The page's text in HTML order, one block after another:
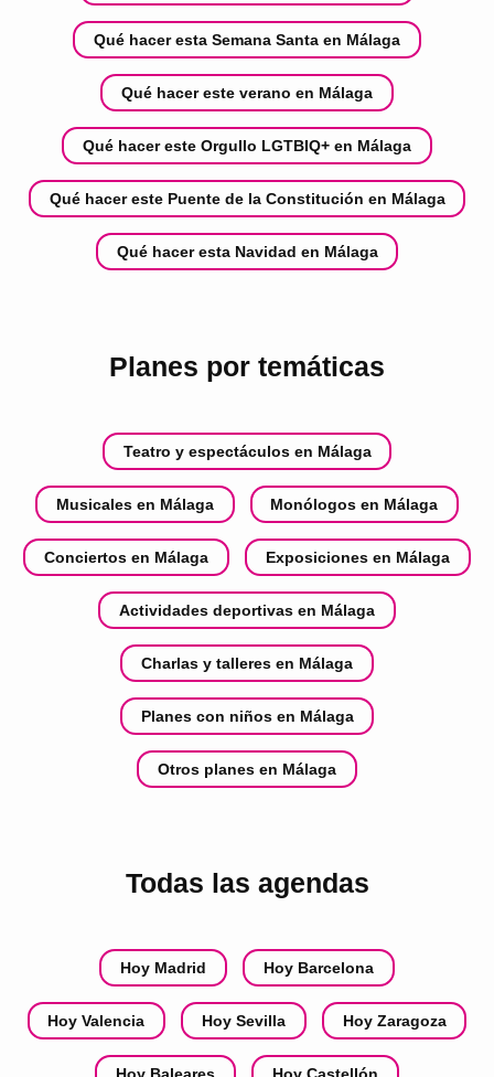
Qué hacer esta Semana Santa en Málaga
Qué hacer este verano en Málaga
Qué hacer este Orgullo LGTBIQ+ en Málaga
Qué hacer este Puente de la Constitución en Málaga
Qué hacer esta Navidad en Málaga
Planes por temáticas
Teatro y espectáculos en Málaga
Musicales en Málaga Monólogos en Málaga
Conciertos en Málaga Exposiciones en Málaga
Actividades deportivas en Málaga
Charlas y talleres en Málaga
Planes con niños en Málaga
Otros planes en Málaga
Todas las agendas
Hoy Madrid Hoy Barcelona
Hoy Valencia Hoy Sevilla Hoy Zaragoza